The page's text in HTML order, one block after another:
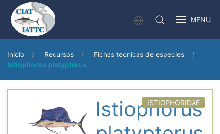
MENU
Inicio Recursos
Fichas técnicas de especies
Istiophorus platypterus
ISTIOPHORIDAE
Istiophorus